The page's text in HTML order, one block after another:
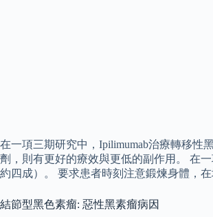
在一項三期研究中，Ipilimumab治療轉移性
劑，則有更好的療效與更低的副作用。 在
約四成）。 要求患者時刻注意鍛煉身體，
結節型黑色素瘤: 惡性黑素瘤病因